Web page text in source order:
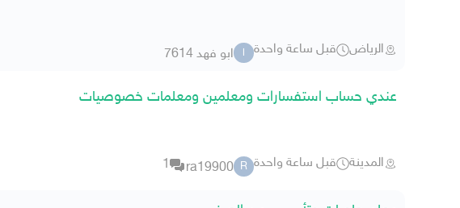
الرياض قبل ساعة واحدة ا ابو فهد 7614
عندي حساب استفسارات ومعلمين ومعلمات خصوصيات
المدينة قبل ساعة واحدة R
ra19900
1